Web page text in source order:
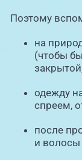
Поэтому
на
(чтобы
одежду
спреем,
после
и волосы